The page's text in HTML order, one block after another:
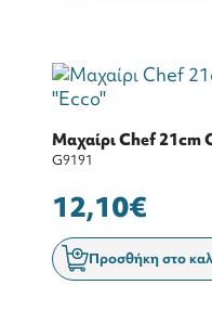
Μαχαίρι Chef
G9191
12,10€
Προσθήκη στο